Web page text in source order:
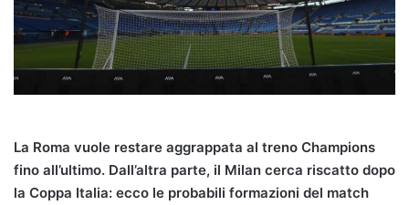
La Roma vuole restare aggrappata al treno Champions
fino all’ultimo. Dall’altra parte, il Milan cerca riscatto dopo
la Coppa Italia: ecco le probabili formazioni del match